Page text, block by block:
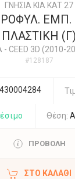
ΓΝΗΣΙΑ KIA KAT 27
ΕΜΠ.
ΠΛΑΣΤΙΚΗ (Γ)
- CEED 3D (2010-
#128187
430004284
Θέση:
ΠΡΟΒΟΛΗ
ΣΤΟ ΚΑΛΆΘΙ